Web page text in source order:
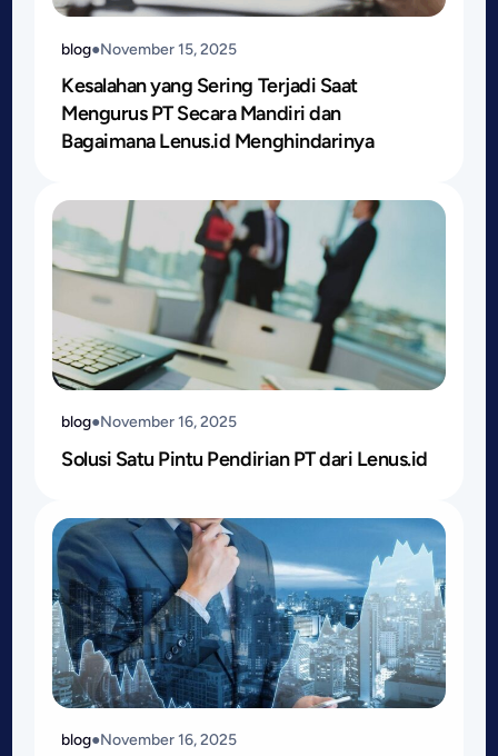
blog●November 15, 2025
Kesalahan yang Sering Terjadi Saat
Mengurus PT Secara Mandiri dan
Bagaimana Lenus.id Menghindarinya
blog●November 16, 2025
Solusi Satu Pintu Pendirian PT dari Lenus.id
blog●November 16, 2025